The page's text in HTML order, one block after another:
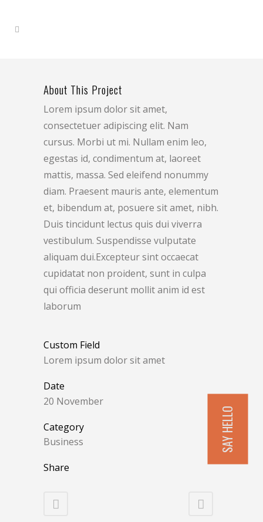
SAY HELLO
About This Project
Lorem ipsum dolor sit amet,
consectetuer adipiscing elit. Nam
cursus. Morbi ut mi. Nullam enim leo,
egestas id, condimentum at, laoreet
mattis, massa. Sed eleifend nonummy
diam. Praesent mauris ante, elementum
et, bibendum at, posuere sit amet, nibh.
Duis tincidunt lectus quis dui viverra
vestibulum. Suspendisse vulputate
aliquam dui.Excepteur sint occaecat
cupidatat non proident, sunt in culpa
qui officia deserunt mollit anim id est
laborum
Custom Field
Lorem ipsum dolor sit amet
Date
20 November
Category
Business
Share